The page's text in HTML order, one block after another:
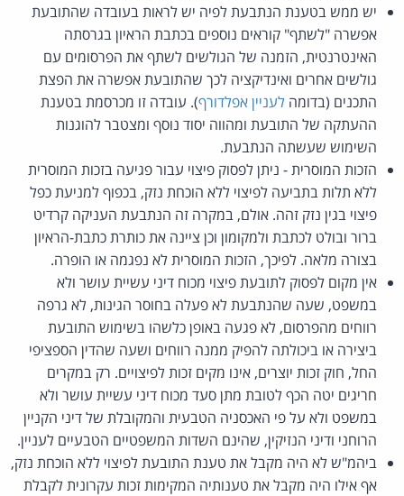
יש ממש בטענת הנתבעת לפיה יש לראות בעובדה שהתובעת
אפשרה "לשתף" קוראים נוספים בכתבת הראיון בגרסתה
האינטרנטית, הזמנה של הגולשים לשתף את הפרסומים עם
גולשים אחרים ואינדיקציה לכך שהתובעת אפשרה את הפצת
התכנים (בדומה לעניין אפלדורף). עובדה זו מכרסמת בטענת
ההעתקה של התובעת ומהווה יסוד נוסף ומצטבר להוגנות
השימוש שעשתה הנתבעת.
הזכות המוסרית - ניתן לפסוק פיצוי עבור פגיעה בזכות המוסרית
ללא תלות בתביעה לפיצוי ללא הוכחת נזק, בכפוף למניעת כפל
פיצוי בגין נזק זהה. אולם, במקרה זה הנתבעת העניקה קרדיט
ברור ובולט לכתבת ולמקומון וכן ציינה את כותרת כתבת-הראיון
בצורה מלאה. לפיכך, הזכות המוסרית לא נפגמה או הופרה.
אין מקום לפסוק לתובעת פיצוי מכוח דיני עשיית עושר ולא
במשפט, שעה שהנתבעת לא פעלה בחוסר הגינות, לא גרפה
רווחים מהפרסום, לא פגעה באופן כלשהו בשימוש התובעת
ביצירה או ביכולתה להפיק ממנה רווחים ושעה שהדין הספציפי
החל, חוק זכות יוצרים, אינו מקים זכות לפיצויים. רק במקרים
חריגים יטה הכף לטובת מתן סעד מכוח דיני עשיית עושר ולא
במשפט ולא על פי האכסניה הטבעית והמקובלת של דיני הקניין
הרוחני ודיני הנזיקין, שהינם השדות המשפטיים הטבעיים לעניין.
ביהמ"ש לא היה מקבל את טענת התובעת לפיצוי ללא הוכחת נזק,
אף אילו היה מקבל את טענותיה המקימות זכות עקרונית לקבלת